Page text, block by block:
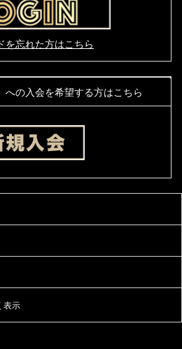
を忘れた方はこちら
への入会を希望する方はこちら
表示